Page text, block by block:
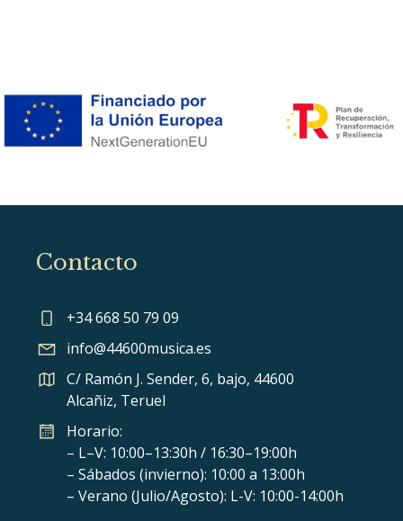
Contacto
+34 668 50 79 09
info@44600musica.es
C/ Ramón J. Sender, 6, bajo, 44600
Alcañiz, Teruel
Horario:
– L–V: 10:00–13:30h / 16:30–19:00h
– Sábados (invierno): 10:00 a 13:00h
– Verano (Julio/Agosto): L-V: 10:00-14:00h